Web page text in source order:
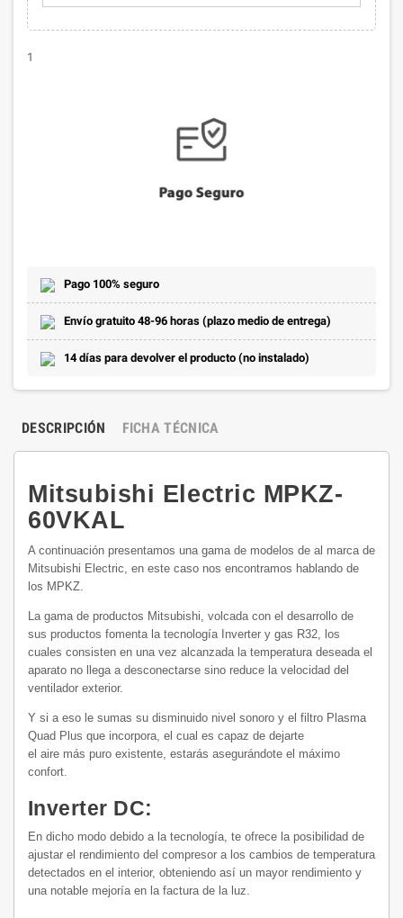
1
Pago 100% seguro
Envío gratuito 48-96 horas (plazo medio de entrega)
14 días para devolver el producto (no instalado)
DESCRIPCIÓN FICHA TÉCNICA
Mitsubishi Electric MPKZ-
60VKAL
A continuación presentamos una gama de modelos de al marca de
Mitsubishi Electric, en este caso nos encontramos hablando de
los MPKZ.
La gama de productos Mitsubishi, volcada con el desarrollo de
sus productos fomenta la tecnología Inverter y gas R32, los
cuales consisten en una vez alcanzada la temperatura deseada el
aparato no llega a desconectarse sino reduce la velocidad del
ventilador exterior.
Y si a eso le sumas su disminuido nivel sonoro y el filtro Plasma
Quad Plus que incorpora, el cual es capaz de dejarte
el aire más puro existente, estarás asegurándote el máximo
confort.
Inverter DC:
En dicho modo debido a la tecnología, te ofrece la posibilidad de
ajustar el rendimiento del compresor a los cambios de temperatura
detectados en el interior, obteniendo así un mayor rendimiento y
una notable mejoría en la factura de la luz.